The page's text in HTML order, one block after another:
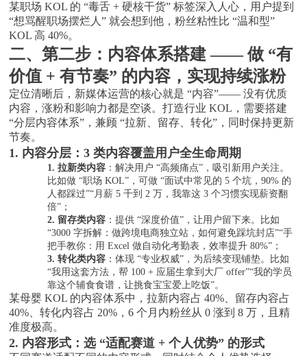
某职场 KOL 的 “毒舌 + 硬核干货” 标签深入人心，用户提到
“想骂醒职场摆烂人” 就会想到他，粉丝粘性比 “温和型”
KOL 高 40%。
二、第二步：内容体系搭建 —— 做 “有
价值 + 有节奏” 的内容，实现持续涨粉
定位清晰后，新媒体运营的核心就是 “内容”—— 没有优质
内容，涨粉和影响力都是空谈。打造行业 KOL，需要搭建
“分层内容体系”，兼顾 “拉新、留存、转化”，同时保持更新
节奏。
1. 内容分层：3 类内容覆盖用户全生命周期
1.拉新类内容 ：解决用户 “高频痛点”，吸引新用户关注。
比如做 “职场 KOL”，可做 “面试中常见的 5 个坑，90% 的
人都踩过”“月薪 5 千到 2 万，我靠这 3 个习惯实现薪资翻
倍”；
2. 留存类内容 ：提供 “深度价值”，让用户留下来。比如
“3000 字拆解：做跨境电商独立站，如何避免踩坑封店”“手
把手教你：用 Excel 做自动化考勤表，效率提升 80%”；
3.转化类内容 ：体现 “专业权威”，为后续变现铺垫。比如
“我用这套方法，帮 100 + 应届生拿到大厂 offer”“我的学员
靠这个辅食食谱，让挑食宝宝爱上吃饭”。
某母婴 KOL 的内容体系中，拉新内容占 40%、留存内容占
40%、转化内容占 20%，6 个月内粉丝从 0 涨到 8 万，且精
准度极高。
2. 内容形式：选 “适配赛道 + 个人优势” 的形式